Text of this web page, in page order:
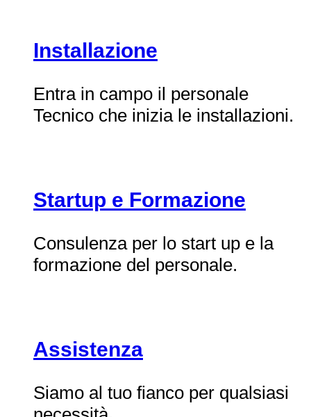
Installazione
Entra in campo il personale
Tecnico che inizia le installazioni.
Startup e Formazione
Consulenza per lo start up e la
formazione del personale.
Assistenza
Siamo al tuo fianco per qualsiasi